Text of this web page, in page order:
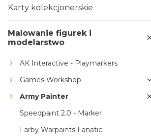
Karty kolekcjonerskie
Malowanie figurek i
modelarstwo
AK Interactive - Playmarkers
Games Workshop
Army Painter
Speedpaint 2.0 - Marker
Farby Warpaints Fanatic